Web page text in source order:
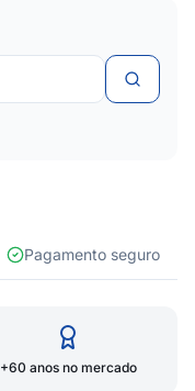
Pagamento seguro
+60 anos no mercado